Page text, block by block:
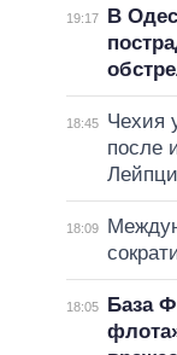
19:17
В
18:45
Чехия
после
18:09
18:05
База